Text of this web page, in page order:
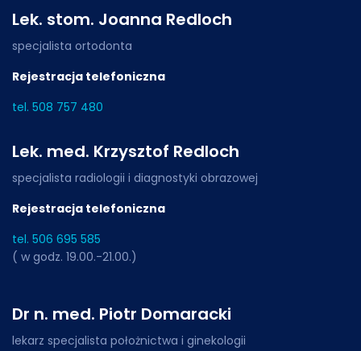
Lek. stom. Joanna Redloch
specjalista ortodonta
Rejestracja telefoniczna
tel. 508 757 480
Lek. med. Krzysztof Redloch
specjalista radiologii i diagnostyki obrazowej
Rejestracja telefoniczna
tel. 506 695 585
( w godz. 19.00.-21.00.)
Dr n. med. Piotr Domaracki
lekarz specjalista położnictwa i ginekologii